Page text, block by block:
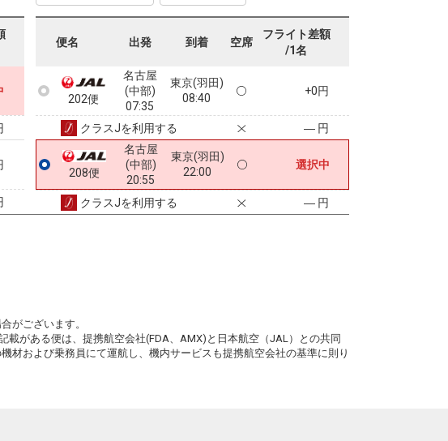
便名 出発 到着 空席
フライト差額
/1名
202便
名古屋
(中部)
07:35
東京(羽田)
08:40
+0円
クラスJを利用する ― 円
208便
名古屋
(中部)
20:55
東京(羽田)
22:00
選択中
クラスJを利用する ― 円
がございます。
載がある便は、提携航空会社(FDA、AMX)と日本航空（JAL）との共同
材および乗務員にて運航し、機内サービスも提携航空会社の基準に則り